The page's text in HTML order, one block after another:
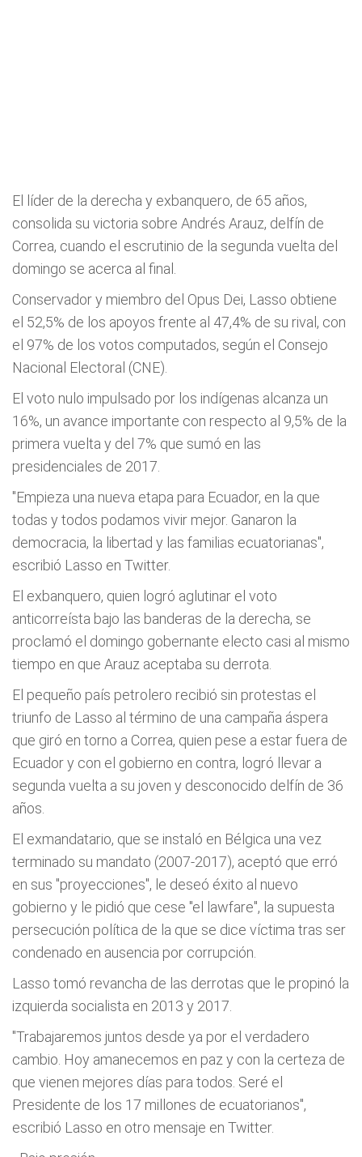
El líder de la derecha y exbanquero, de 65 años,
consolida su victoria sobre Andrés Arauz, delfín de
Correa, cuando el escrutinio de la segunda vuelta del
domingo se acerca al final.
Conservador y miembro del Opus Dei, Lasso obtiene
el 52,5% de los apoyos frente al 47,4% de su rival, con
el 97% de los votos computados, según el Consejo
Nacional Electoral (CNE).
El voto nulo impulsado por los indígenas alcanza un
16%, un avance importante con respecto al 9,5% de la
primera vuelta y del 7% que sumó en las
presidenciales de 2017.
"Empieza una nueva etapa para Ecuador, en la que
todas y todos podamos vivir mejor. Ganaron la
democracia, la libertad y las familias ecuatorianas",
escribió Lasso en Twitter.
El exbanquero, quien logró aglutinar el voto
anticorreísta bajo las banderas de la derecha, se
proclamó el domingo gobernante electo casi al mismo
tiempo en que Arauz aceptaba su derrota.
El pequeño país petrolero recibió sin protestas el
triunfo de Lasso al término de una campaña áspera
que giró en torno a Correa, quien pese a estar fuera de
Ecuador y con el gobierno en contra, logró llevar a
segunda vuelta a su joven y desconocido delfín de 36
años.
El exmandatario, que se instaló en Bélgica una vez
terminado su mandato (2007-2017), aceptó que erró
en sus "proyecciones", le deseó éxito al nuevo
gobierno y le pidió que cese "el lawfare", la supuesta
persecución política de la que se dice víctima tras ser
condenado en ausencia por corrupción.
Lasso tomó revancha de las derrotas que le propinó la
izquierda socialista en 2013 y 2017.
"Trabajaremos juntos desde ya por el verdadero
cambio. Hoy amanecemos en paz y con la certeza de
que vienen mejores días para todos. Seré el
Presidente de los 17 millones de ecuatorianos",
escribió Lasso en otro mensaje en Twitter.